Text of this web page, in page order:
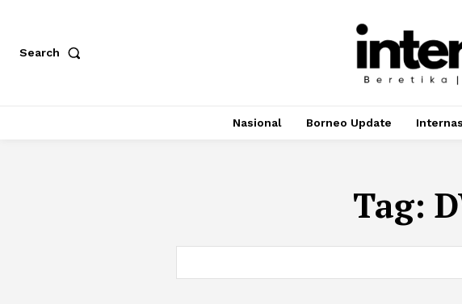
Search
Nasional Borneo Update
Tag: